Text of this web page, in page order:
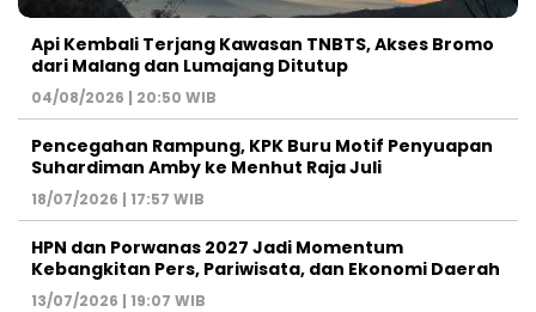
Api Kembali Terjang Kawasan TNBTS, Akses Bromo
dari Malang dan Lumajang Ditutup
04/08/2026 | 20:50 WIB
Pencegahan Rampung, KPK Buru Motif Penyuapan
Suhardiman Amby ke Menhut Raja Juli
18/07/2026 | 17:57 WIB
HPN dan Porwanas 2027 Jadi Momentum
Kebangkitan Pers, Pariwisata, dan Ekonomi Daerah
13/07/2026 | 19:07 WIB